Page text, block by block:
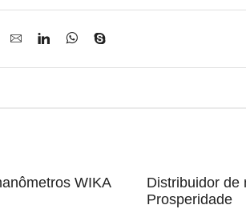
WIKA
Distribuidor de
Prosperidade